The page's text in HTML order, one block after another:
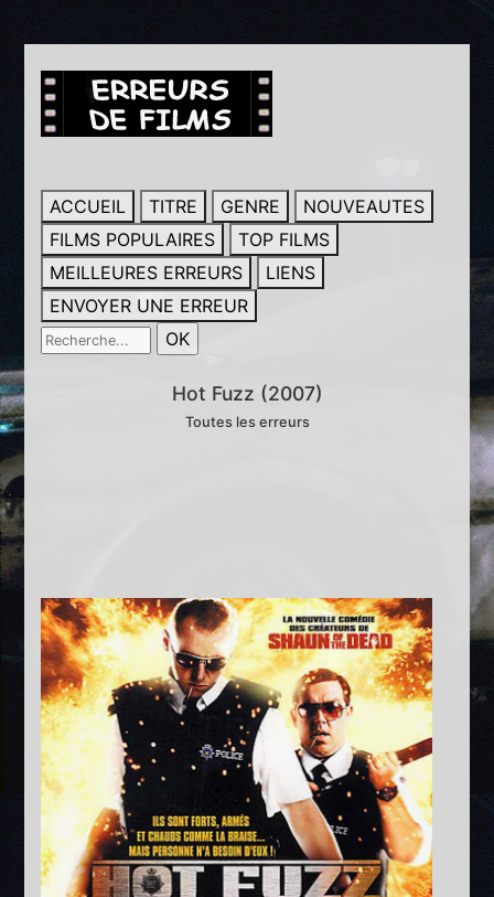
ACCUEIL TITRE GENRE
NOUVEAUTES
FILMS POPULAIRES
TOP FILMS
MEILLEURES ERREURS
LIENS
ENVOYER UNE ERREUR
Hot Fuzz (2007)
Toutes les erreurs